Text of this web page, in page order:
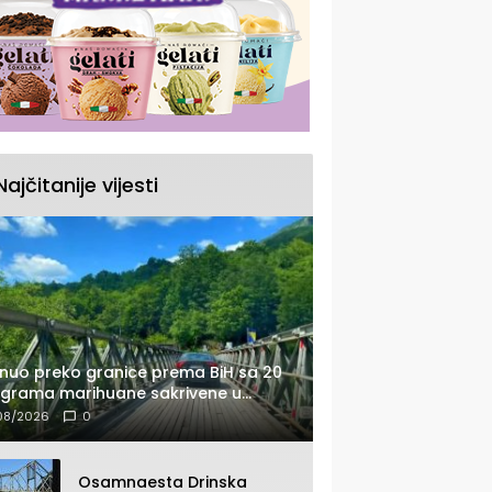
vijesti
preko granice prema BiH sa 20
marihuane sakrivene u
2026 0
Osamnaesta Drinska